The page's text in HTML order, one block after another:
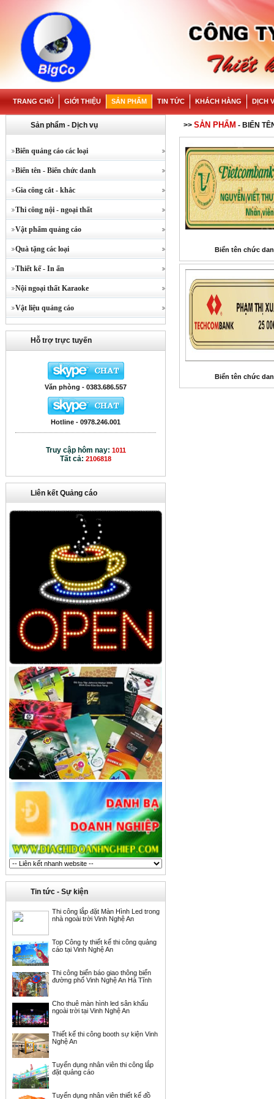
TRANG CHỦ GIỚI THIỆU SẢN PHẨM TIN TỨC KHÁCH HÀNG DỊCH
Sản phẩm - Dịch vụ
Biển quảng cáo các loại
Biển tên - Biển chức danh
Gia công cắt - khắc
Thi công nội - ngoại thất
Vật phẩm quảng cáo
Quà tặng các loại
Thiết kế - In ấn
Nội ngoại thất Karaoke
Vật liệu quảng cáo
Hỗ trợ trực tuyến
Văn phòng - 0383.686.557
Hotline - 0978.246.001
Truy cập hôm nay: 1011
Tất cả: 2106818
Liên kết Quảng cáo
Tin tức - Sự kiện
Thi công lắp đặt Màn Hình Led trong
nhà ngoài trời Vinh Nghệ An
Top Công ty thiết kế thi công quảng
cáo tại Vinh Nghệ An
Thi công biển báo giao thông biển
đường phố Vinh Nghệ An Hà Tĩnh
Cho thuê màn hình led sân khấu
ngoài trời tại Vinh Nghệ An
Thiết kế thi công booth sự kiện Vinh
Nghệ An
Tuyển dụng nhân viên thi công lắp
đặt quảng cáo
Tuyển dụng nhân viên thiết kế đồ
>> SẢN PHẨM - BIỂN
Biển tên chức
Biển tên chức